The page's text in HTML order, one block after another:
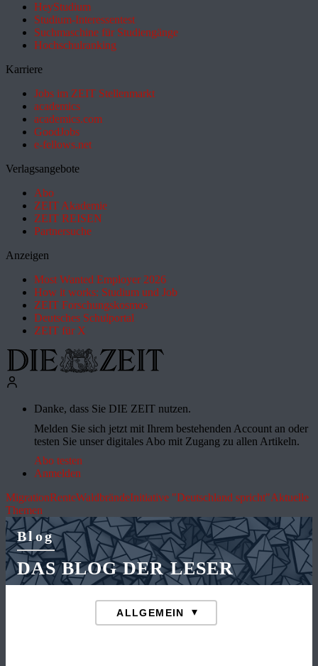
HeyStudium
Studium-Interessentest
Suchmaschine für Studiengänge
Hochschulranking
Karriere
Jobs im ZEIT Stellenmarkt
academics
academics.com
GoodJobs
e-fellows.net
Verlagsangebote
Abo
ZEIT Akademie
ZEIT REISEN
Partnersuche
Anzeigen
Most Wanted Employer 2026
How it works: Studium und Job
ZEIT Forschungskosmos
Deutsches Schulportal
ZEIT für X
Danke, dass Sie DIE ZEIT nutzen.
Melden Sie sich jetzt mit Ihrem bestehenden Account an oder
testen Sie unser digitales Abo mit Zugang zu allen Artikeln.
Abo testen
Anmelden
MigrationRenteWaldbrändeInitiative "Deutschland spricht"Aktuelle
Themen
Blog
DAS BLOG DER LESER